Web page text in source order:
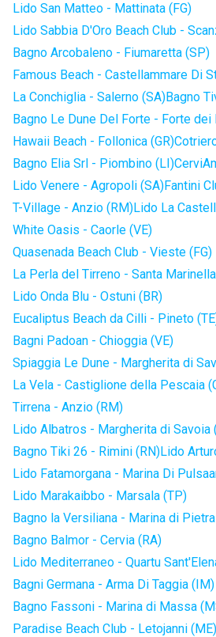
Lido San Matteo - Mattinata (FG)
Lido Sabbia D'Oro Beach Club -
Bagno Arcobaleno - Fiumaretta (SP)
Famous Beach - Castellammare Di
La Conchiglia - Salerno (SA)Bagno
Bagno Le Dune Del Forte - Forte dei
Hawaii Beach - Follonica (GR)
Bagno Elia Srl - Piombino (LI)
Lido Venere - Agropoli (SA)Fantini
T-Village - Anzio (RM)Lido La
White Oasis - Caorle (VE)
Quasenada Beach Club - Vieste (FG)
La Perla del Tirreno - Santa
Lido Onda Blu - Ostuni (BR)
Eucaliptus Beach da Cilli - Pineto
Bagni Padoan - Chioggia (VE)
Spiaggia Le Dune - Margherita di
La Vela - Castiglione della Pescaia
Tirrena - Anzio (RM)
Lido Albatros - Margherita di Savoia
Bagno Tiki 26 - Rimini (RN)Lido
Lido Fatamorgana - Marina Di
Lido Marakaibbo - Marsala (TP)
Bagno la Versiliana - Marina di
Bagno Balmor - Cervia (RA)
Lido Mediterraneo - Quartu
Bagni Germana - Arma Di Taggia (IM)
Bagno Fassoni - Marina di Massa
Paradise Beach Club - Letojanni (ME)